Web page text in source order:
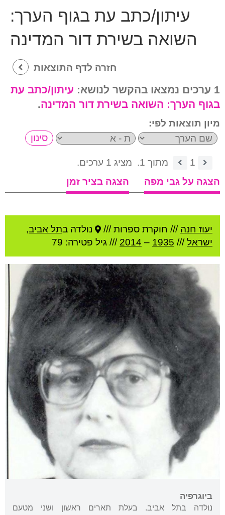
עיתון/כתב עת בגוף הערך:
השואה בשירת דור המדינה
חזרה לדף התוצאות
1 ערכים נמצאו בהקשר לנושא:
עיתון/כתב עת
בגוף הערך: השואה בשירת דור המדינה.
מיון תוצאות לפי:
1 מתוך 1.
מציג 1 ערכים.
הצגה על גבי מפה
הצגה בציר זמן
יעוז חנה /// חוקרת ספרות /// נולדה בתל אביב,
ישראל///
1935
–
2014 /// גיל פטירה: 79
ביוגרפיה
נולדה בתל אביב. בעלת תארים ראשון ושני מטעם